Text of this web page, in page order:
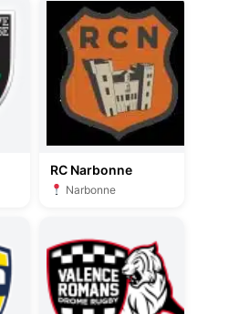
RC Narbonne
Narbonne